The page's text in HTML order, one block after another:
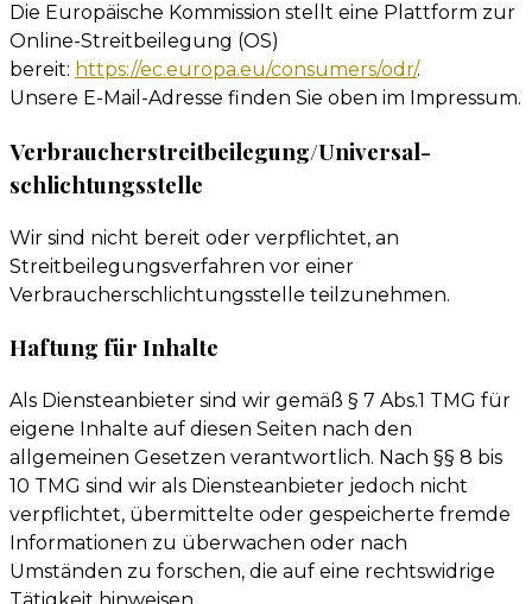
Die Europäische Kommission stellt eine Plattform zur
Online-Streitbeilegung (OS)
bereit: https://ec.europa.eu/consumers/odr/.
Unsere E-Mail-Adresse finden Sie oben im Impressum.
Verbraucher­streit­beilegung/Universal­
schlichtungs­stelle
Wir sind nicht bereit oder verpflichtet, an
Streitbeilegungsverfahren vor einer
Verbraucherschlichtungsstelle teilzunehmen.
Haftung für Inhalte
Als Diensteanbieter sind wir gemäß § 7 Abs.1 TMG für
eigene Inhalte auf diesen Seiten nach den
allgemeinen Gesetzen verantwortlich. Nach §§ 8 bis
10 TMG sind wir als Diensteanbieter jedoch nicht
verpflichtet, übermittelte oder gespeicherte fremde
Informationen zu überwachen oder nach
Umständen zu forschen, die auf eine rechtswidrige